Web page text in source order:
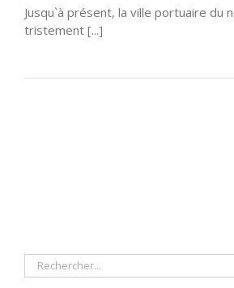
Jusqu`à présent, la ville portuaire du
tristement [...]
Rechercher: